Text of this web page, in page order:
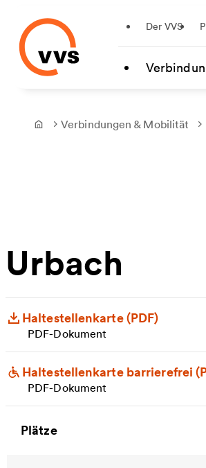
Zum Hauptinhalt springen
Der VVS
Frontpage
Verbindungen & Mobilität
Urbach
Haltestellenkarte (PDF)
PDF-Dokument
Haltestellenkarte barrierefrei
PDF-Dokument
Plätze